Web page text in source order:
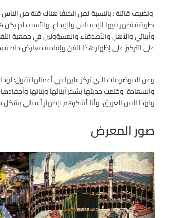
وتضيف قائلة : بالنسبة لفن الكنڤا هناك قلة من
بطريقة تظهر فيها الإحساس والإبداع, وللأسف لم
وأبنائي والأهل والأصدقاء والمسؤولين في جمعية
على التركيز على إظهار هذا الفن وإقامة معارض
وعن الموضوعات التي تركز عليها في أعمالها تقول:
والسعادة. وختمت حديثها بشكر أبنائها وبناتها
ولهذا الفن العريق، وأنا أشكرهم لإظهار
صور المعرض